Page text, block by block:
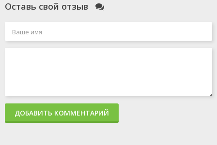
Оставь свой отзыв
ДОБАВИТЬ КОММЕНТАРИЙ